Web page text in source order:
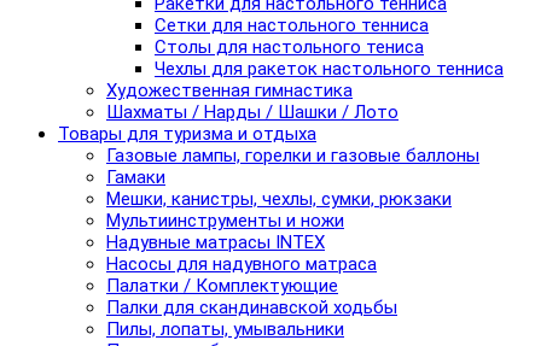
Сетки для настольного тенниса
Столы для настольного тениса
Чехлы для ракеток настольного тенниса
Художественная гимнастика
Шахматы / Нарды / Шашки / Лото
Товары для туризма и отдыха
Газовые лампы, горелки и газовые баллоны
Гамаки
Мешки, канистры, чехлы, сумки, рюкзаки
Мультиинструменты и ножи
Надувные матрасы INTEX
Насосы для надувного матраса
Палатки / Комплектующие
Палки для скандинавской ходьбы
Пилы, лопаты, умывальники